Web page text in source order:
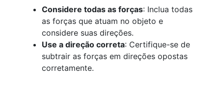
Considere todas as forças: Inclua todas
as forças que atuam no objeto e
considere suas direções.
Use a direção correta: Certifique-se de
subtrair as forças em direções opostas
corretamente.